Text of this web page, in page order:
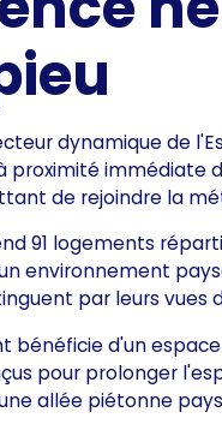
dynamique de
proximité immédiate
de rejoindre la
91 logements
environnement
par leurs vues
bénéficie d'un
pour prolonger
allée piétonne